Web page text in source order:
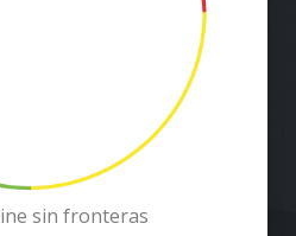
sin fronteras